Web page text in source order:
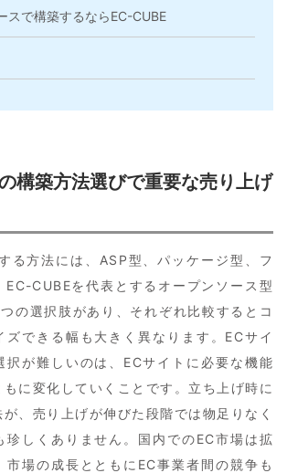
で構築するならEC-CUBE
構築方法選びで重要な売り上げ
る方法には、ASP型、パッケージ型、フ
EC-CUBEを代表とするオープンソース型
の選択肢があり、それぞれ比較するとコ
ズできる幅も大きく異なります。ECサイ
択が難しいのは、ECサイトに必要な機能
に変化していくことです。立ち上げ時に
、売り上げが伸びた段階では物足りなく
珍しくありません。国内でのEC市場は拡
市場の成長とともにEC事業者間の競争も